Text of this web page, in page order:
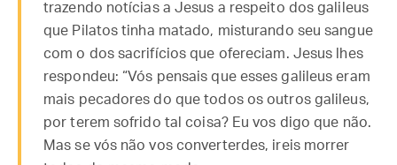
trazendo notícias a Jesus a respeito dos galileus
que Pilatos tinha matado, misturando seu sangue
com o dos sacrifícios que ofereciam. Jesus lhes
respondeu: “Vós pensais que esses galileus eram
mais pecadores do que todos os outros galileus,
por terem sofrido tal coisa? Eu vos digo que não.
Mas se vós não vos converterdes, ireis morrer